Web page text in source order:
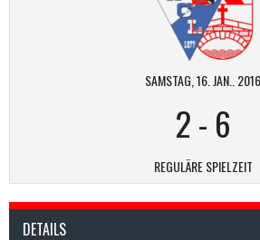
SAMSTAG, 16. JAN.. 2016
2- 6
REGULÄRE SPIELZEIT
DETAILS